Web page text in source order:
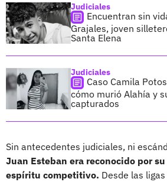
Judiciales
Encuentran sin
Grajales, joven
Santa Elena
Judiciales
Caso Camila
cómo murió Alahía y
capturados
Sin antecedentes judiciales, ni
Juan Esteban era reconocido por
espíritu competitivo. Desde las